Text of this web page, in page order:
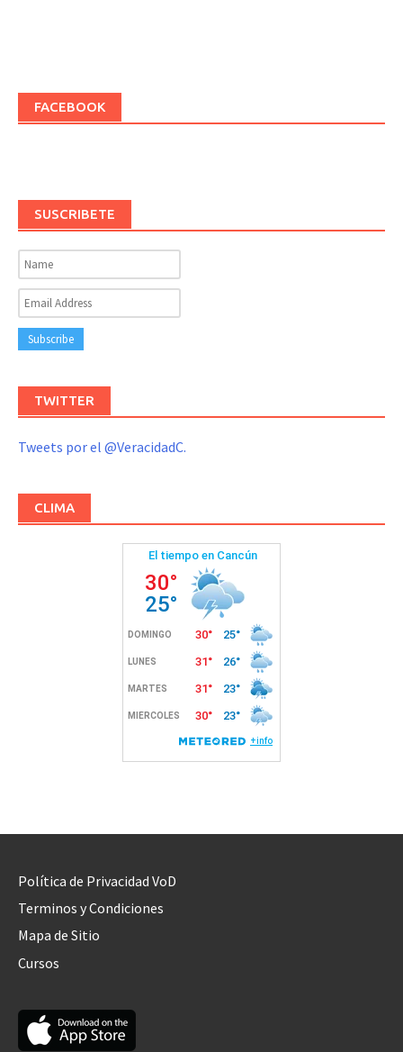
FACEBOOK
SUSCRIBETE
TWITTER
Tweets por el @VeracidadC.
CLIMA
Política de Privacidad VoD
Terminos y Condiciones
Mapa de Sitio
Cursos